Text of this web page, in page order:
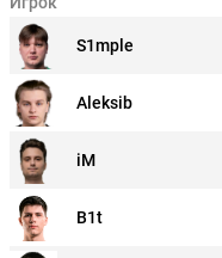
S1mple
Aleksib
iM
B1t